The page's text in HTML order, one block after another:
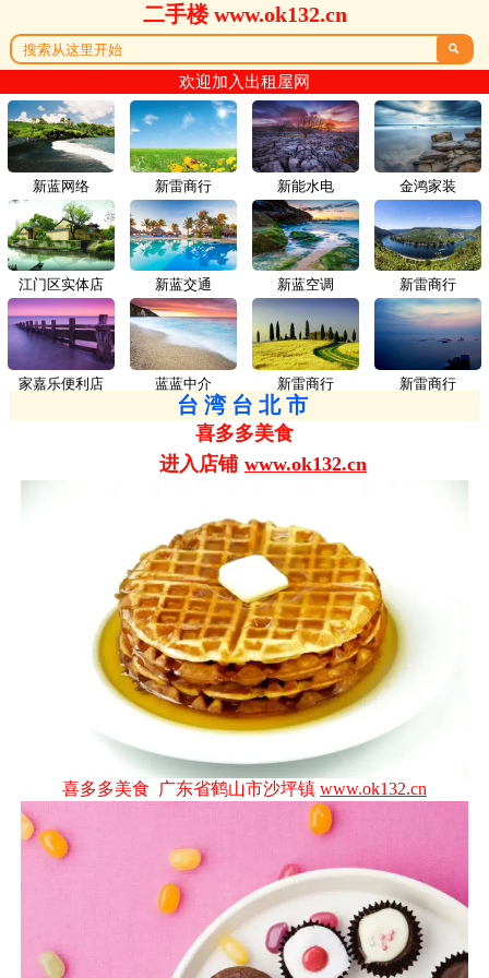
二手楼 www.ok132.cn

欢迎加入出租屋网
新蓝网络 新雷商行
江门区实体店 新蓝交通
家嘉乐便利店 蓝蓝中介
新能水电 金鸿家装
新蓝空调 新雷商行
新雷商行 新雷商行
台湾台北市
喜多多美食
进入店铺 www.ok132.cn
喜多多美食 广东省鹤山市沙坪镇 www.ok132.cn